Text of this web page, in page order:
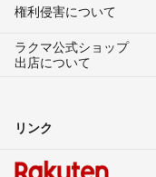
権利侵害について
ラクマ公式ショップ
出店について
リンク